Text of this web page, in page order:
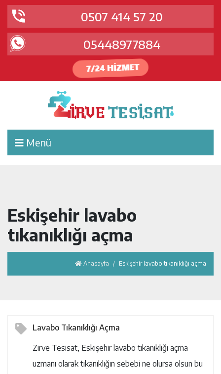
0507 414 57 20
05448977884
Menü
Eskişehir lavabo
tıkanıklığı açma
Anasayfa Eskişehir lavabo tıkanıklığı açma
Lavabo Tıkanıklığı Açma
Zirve Tesisat, Eskişehir lavabo tıkanıklığı açma
uzmanı olarak tıkanıklığın sebebi ne olursa olsun bu